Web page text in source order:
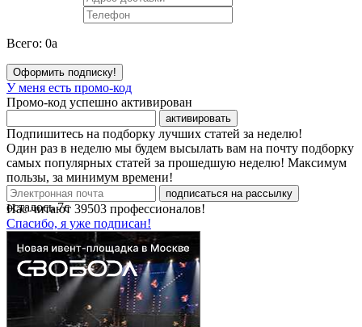
Всего: 0a
Оформить подписку!
У меня есть промо-код
Промо-код успешно активирован
активировать
Подпишитесь на подборку лучших статей за неделю!
Один раз в неделю мы будем высылать вам на почту подборку
самых популярных статей за прошедшую неделю! Максимум
пользы, за минимум времени!
подписаться на рассылку
Нас читают 39503 профессионалов!
Спасибо, я уже подписан!
осталось7с